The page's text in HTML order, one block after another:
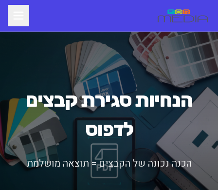
הנחיות סגירת קבצים
לדפוס
הכנה נכונה של הקבצים = תוצאה מושלמת